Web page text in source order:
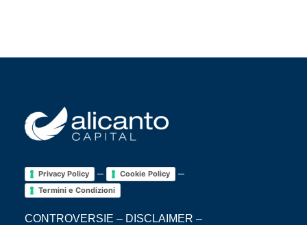
Privacy Policy – Cookie Policy –
Termini e Condizioni
CONTROVERSIE – DISCLAIMER –